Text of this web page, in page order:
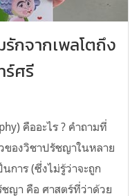
กจากเพลโตถึง
ร์ศรี
คืออะไร ? คำถามที่
ของวิชาปรัชญาในหลาย
การ (ซึ่งไม่รู้ว่าจะถูก
ญา คือ ศาสตร์ที่ว่าด้วย